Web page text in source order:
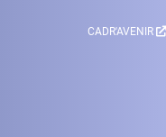
CADR'AVENIR